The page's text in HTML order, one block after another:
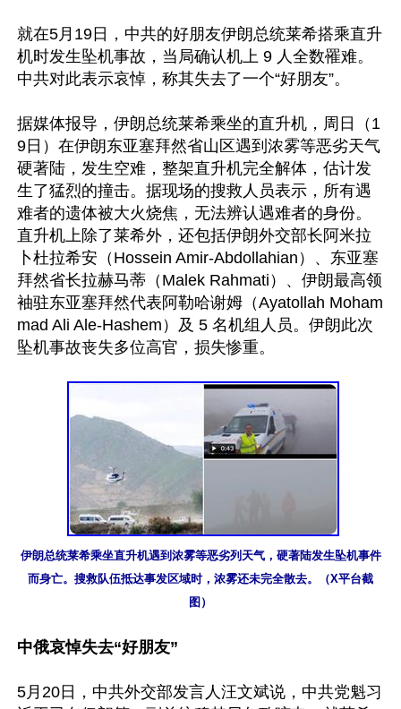
就在5月19日，中共的好朋友伊朗总统莱希搭乘直升
机时发生坠机事故，当局确认机上 9 人全数罹难。
中共对此表示哀悼，称其失去了一个“好朋友”。
据媒体报导，伊朗总统莱希乘坐的直升机，周日（1
9日）在伊朗东亚塞拜然省山区遇到浓雾等恶劣天气
硬著陆，发生空难，整架直升机完全解体，估计发
生了猛烈的撞击。据现场的搜救人员表示，所有遇
难者的遗体被大火烧焦，无法辨认遇难者的身份。
直升机上除了莱希外，还包括伊朗外交部长阿米拉
卜杜拉希安（Hossein Amir-Abdollahian）、东亚塞
拜然省长拉赫马蒂（Malek Rahmati）、伊朗最高领
袖驻东亚塞拜然代表阿勒哈谢姆（Ayatollah Moham
mad Ali Ale-Hashem）及 5 名机组人员。伊朗此次
坠机事故丧失多位高官，损失惨重。
伊朗总统莱希乘坐直升机遇到浓雾等恶劣列天气，硬著陆发生坠机事件
而身亡。搜救队伍抵达事发区域时，浓雾还未完全散去。（X平台截
图）
中俄哀悼失去“好朋友”
5月20日，中共外交部发言人汪文斌说，中共党魁习